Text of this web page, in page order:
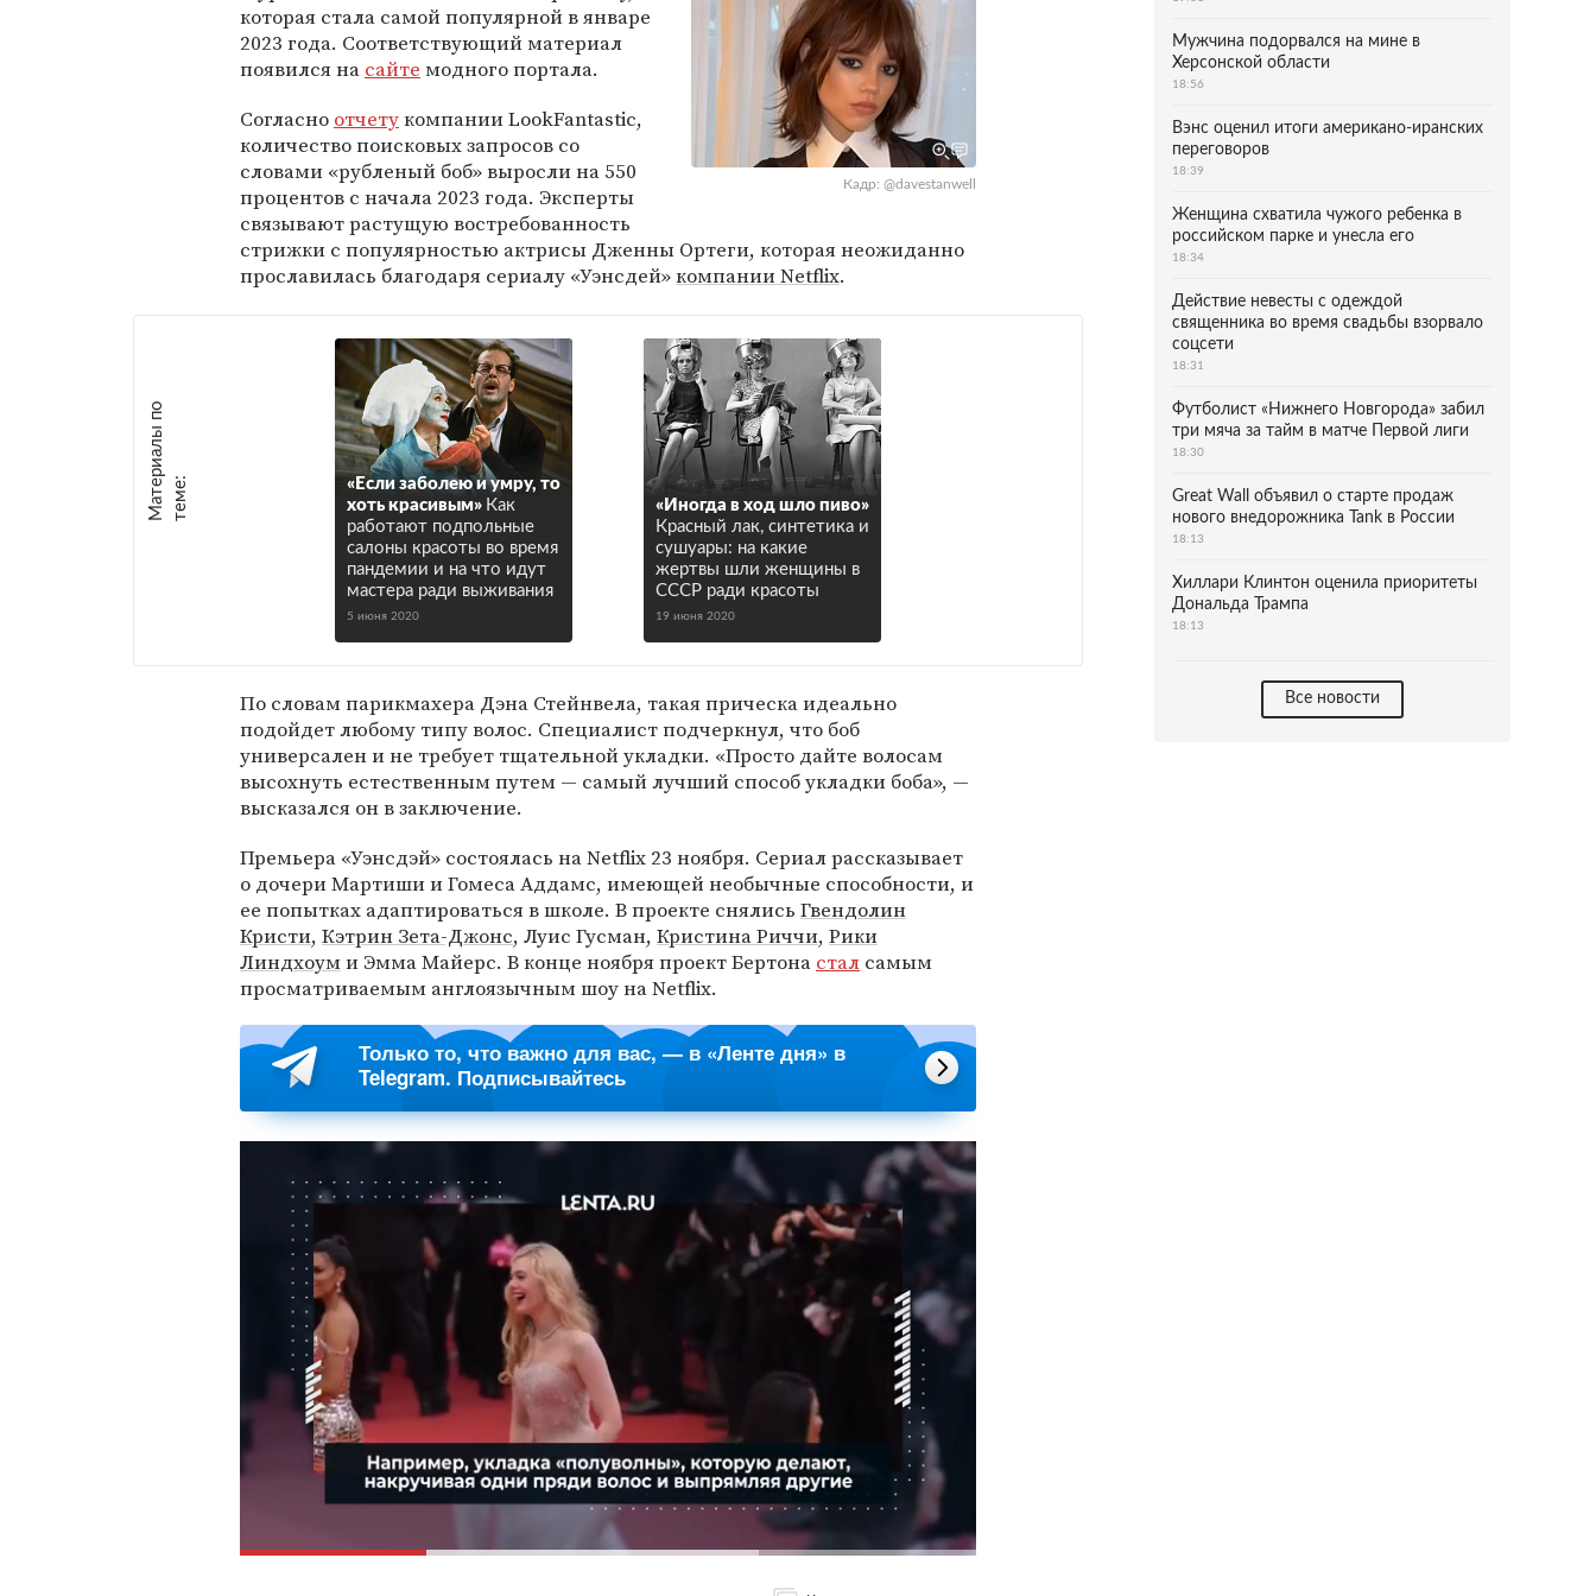
Кадр: @davestanwell
которая стала самой популярной в январе
2023 года. Соответствующий материал
появился на сайте модного портала.
Согласно отчетукомпании LookFantastic,
количество поисковых запросов со
словами «рубленый боб» выросли на 550
процентов с начала 2023 года. Эксперты
связывают растущую востребованность
стрижки с популярностью актрисы Дженны Ортеги, которая неожиданно
прославилась благодаря сериалу «Уэнсдей»компании Netflix.
М
а
т е
р
и
а
л
ы
п
о
т
е
м
е :
«Если заболею и умру, то
хоть красивым» Как
работают подпольные
салоны красоты во время
пандемии и на что идут
мастера ради выживания
5 июня 2020
«Иногда в ход шло пиво»
Красный лак, синтетика и
сушуары: на какие
жертвы шли женщины в
СССР ради красоты
19 июня 2020
По словам парикмахера Дэна Стейнвела, такая прическа идеально
подойдет любому типу волос. Специалист подчеркнул, что боб
универсален и не требует тщательной укладки. «Просто дайте волосам
высохнуть естественным путем — самый лучший способ укладки боба», —
высказался он в заключение.
Премьера «Уэнсдэй» состоялась на Netflix 23 ноября. Сериал рассказывает
о дочери Мартиши и Гомеса Аддамс, имеющей необычные способности, и
ее попытках адаптироваться в школе. В проекте снялись Гвендолин
Кристи, Кэтрин Зета-Джонс, Луис Гусман, Кристина Риччи, Рики
Линдхоуми Эмма Майерс. В конце ноября проект Бертона стал самым
просматриваемым англоязычным шоу на Netflix.
Только то, что важно для вас, — в «Ленте дня» в
Telegram. Подписывайтесь
Мужчина подорвался на мине в
Херсонской области
18:56
Вэнс оценил итоги американо-иранских
переговоров
18:39
Женщина схватила чужого ребенка в
российском парке и унесла его
18:34
Действие невесты с одеждой
священника во время свадьбы взорвало
соцсети
18:31
Футболист «Нижнего Новгорода» забил
три мяча за тайм в матче Первой лиги
18:30
Great Wall объявил о старте продаж
нового внедорожника Tank в России
18:13
Хиллари Клинтон оценила приоритеты
Дональда Трампа
18:13
Все новости